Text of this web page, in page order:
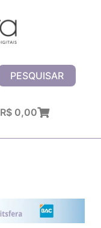
PESQUISAR
R$ 0,00Carrinho